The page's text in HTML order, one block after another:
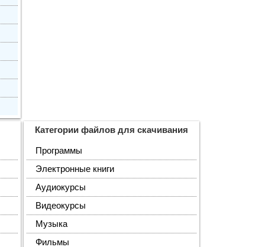
Категории файлов для скачивания
Программы
Электронные книги
Аудиокурсы
Видеокурсы
Музыка
Фильмы